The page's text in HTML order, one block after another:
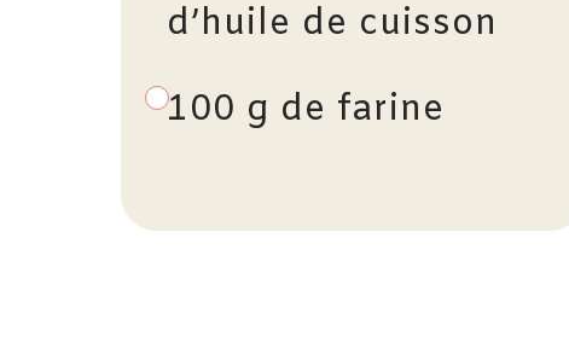
d’huile de cuisson
100 g de farine